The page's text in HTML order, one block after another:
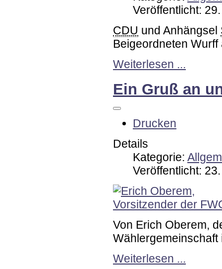
Veröffentlicht:
CDU und Anhängsel
Beigeordneten
Weiterlesen ...
Ein Gruß an
Drucken
Details
Kategorie:
Veröffentlicht:
Von Erich Oberem,
Weiterlesen ...